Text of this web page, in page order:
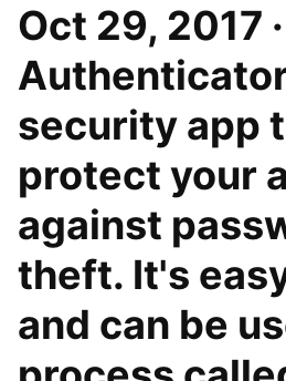
Oct 29, 2017
security app
protect your
against
theft. It's
and can be